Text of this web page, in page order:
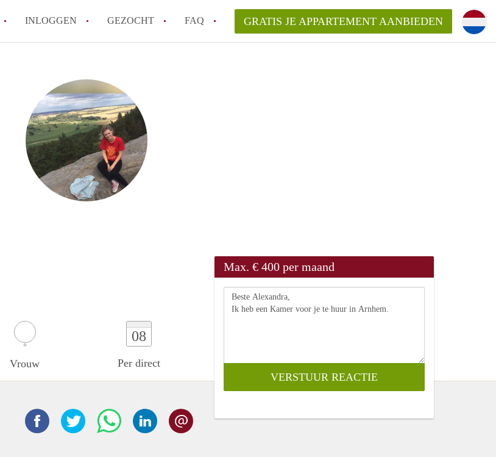
INLOGGEN GEZOCHT FAQ
How to translate AppartementenArnhem!
Wat is AppartementenArnhem?
Hoeveel kost het om te reageren op een Appartement in Arnhem?
Wat is de privacyverklaring van AppartementenArnhem?
Berekent AppartementenArnhem
makelaarsvergoeding/bemiddelingsvergoeding?
Alle veelgestelde vragen
GRATIS JE APPARTEMENT AANBIEDEN
Vrouw
08
Per direct
Max. € 400 per maand